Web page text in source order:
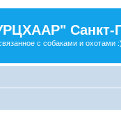
Санкт-
с собаками и охотами :)